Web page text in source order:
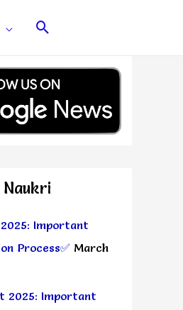
Search
Important
Process✅ March
2025: Important